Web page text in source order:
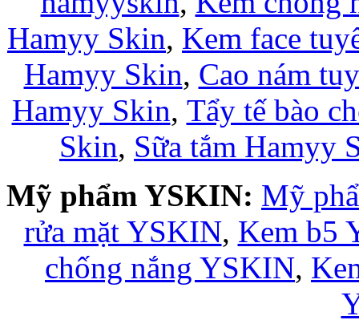
Hamyy Skin, Kem face
Hamyy Skin, Cao nám
Hamyy Skin, Tẩy tế bào
Skin, Sữa tắm Hamyy
Mỹ phẩm YSKIN: Mỹ
rửa mặt YSKIN, Kem b5
chống nắng YSKIN,